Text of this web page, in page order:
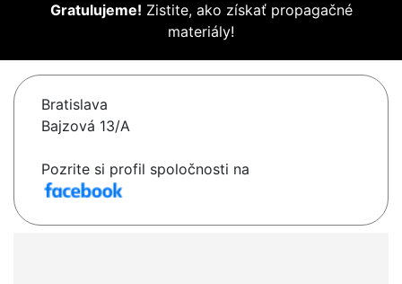
Gratulujeme! Zistite, ako získať propagačné
materiály!
Bratislava
Bajzová 13/A
Pozrite si profil spoločnosti na